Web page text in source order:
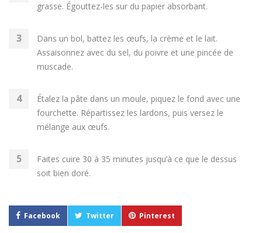
grasse. Égouttez-les sur du papier absorbant.
Dans un bol, battez les œufs, la crème et le lait.
Assaisonnez avec du sel, du poivre et une pincée de
muscade.
Étalez la pâte dans un moule, piquez le fond avec une
fourchette. Répartissez les lardons, puis versez le
mélange aux œufs.
Faites cuire 30 à 35 minutes jusqu’à ce que le dessus
soit bien doré.
Facebook Twitter Pinterest